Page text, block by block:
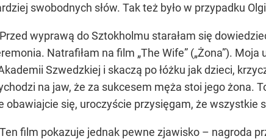
swobodnych słów. Tak też było w przypadku
wyprawą do Sztokholmu starałam się
Natrafiłam na film „The Wife” („Żona”).
Szwedzkiej i skaczą po łóżku jak dzieci,
na jaw, że za sukcesem męża stoi jego żona.
obawiajcie się, uroczyście przysięgam, że wszystkie
film pokazuje jednak pewne zjawisko – nagroda